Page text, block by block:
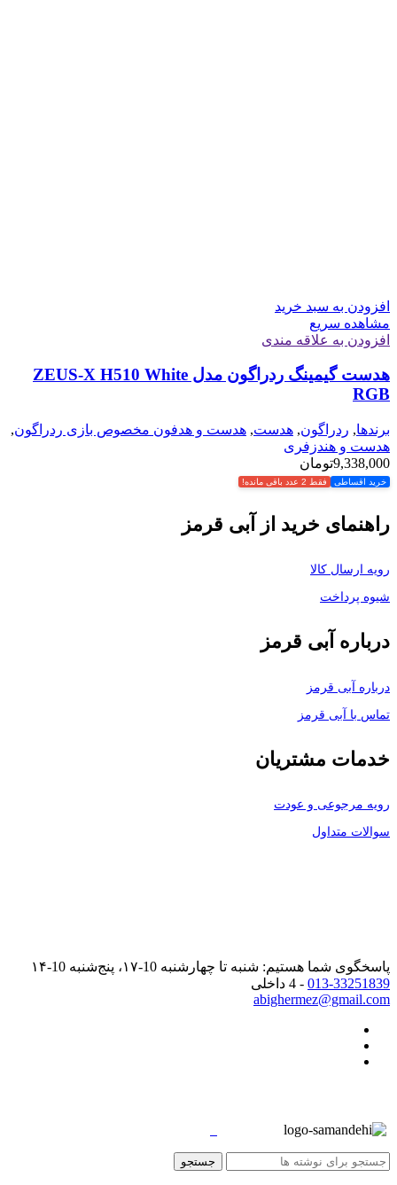
افزودن به سبد خرید
مشاهده سریع
افزودن به علاقه مندی
هدست گیمینگ ردراگون مدل ZEUS-X H510 White
RGB
برندها, ردراگون, هدست, هدست و هدفون مخصوص بازی ردراگون,
هدست و هندزفری
9,338,000تومان
خرید اقساطی فقط 2 عدد باقی مانده!
راهنمای خرید از آبی قرمز
رویه ارسال کالا
شیوه پرداخت
درباره آبی قرمز
درباره آبی قرمز
تماس با آبی قرمز
خدمات مشتریان
رویه مرجوعی و عودت
سوالات متداول
پاسخگوی شما هستیم: شنبه تا چهارشنبه 10-۱۷، پنج‌شنبه 10-۱۴
013-33251839 - 4 داخلی
abighermez@gmail.com
جستجو